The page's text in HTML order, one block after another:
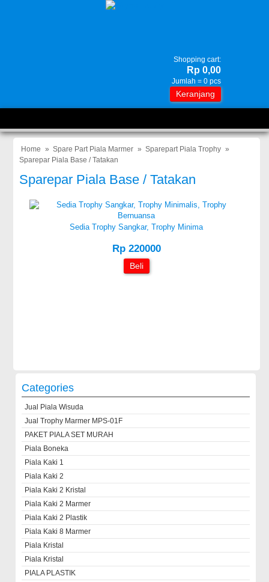
Shopping cart:
Rp 0,00
Jumlah = 0 pcs
Keranjang
Home » Spare Part Piala Marmer » Sparepart Piala Trophy »
Sparepar Piala Base / Tatakan
Sparepar Piala Base / Tatakan
Sedia Trophy Sangkar, Trophy Minima
Rp 220000
Beli
Categories
Jual Piala Wisuda
Jual Trophy Marmer MPS-01F
PAKET PIALA SET MURAH
Piala Boneka
Piala Kaki 1
Piala Kaki 2
Piala Kaki 2 Kristal
Piala Kaki 2 Marmer
Piala Kaki 2 Plastik
Piala Kaki 8 Marmer
Piala Kristal
Piala Kristal
PIALA PLASTIK